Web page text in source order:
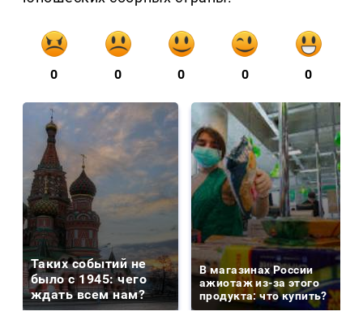
0 0 0 0 0
Таких событий не
было с 1945: чего
ждать всем нам?
В магазинах России
ажиотаж из-за этого
продукта: что купить?